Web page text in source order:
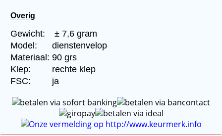
Overig
Gewicht:
± 7,6 gram
Model:
dienstenvelop
Materiaal: 90 grs
Klep:
rechte klep
FSC:
ja